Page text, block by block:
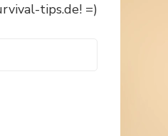
tips.de! =)